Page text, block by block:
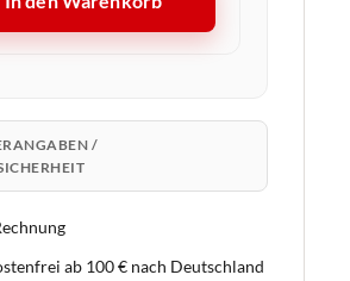
/
ab 100 € nach Deutschland